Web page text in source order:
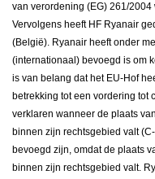
van verordening (EG) 261/
Vervolgens heeft HF Ryanair
(België). Ryanair heeft onder
(internationaal) bevoegd is om
is van belang dat het EU-Hof
betrekking tot een vordering tot
verklaren wanneer de plaats
binnen zijn rechtsgebied valt
bevoegd zijn, omdat de plaats
binnen zijn rechtsgebied valt.